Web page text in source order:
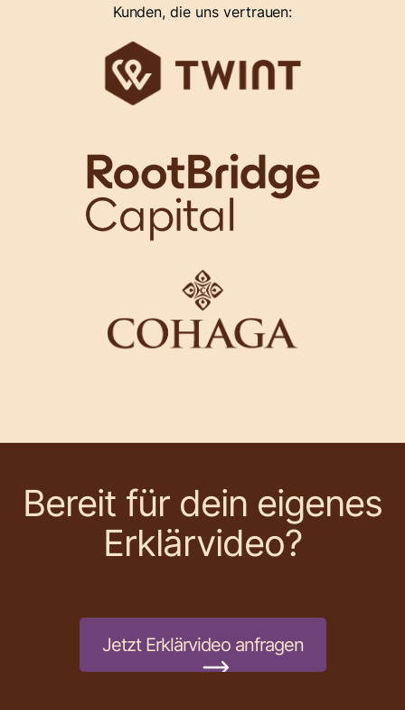
Kunden, die uns vertrauen:
Bereit für dein eigenes
Erklärvideo?
Jetzt Erklärvideo anfragen